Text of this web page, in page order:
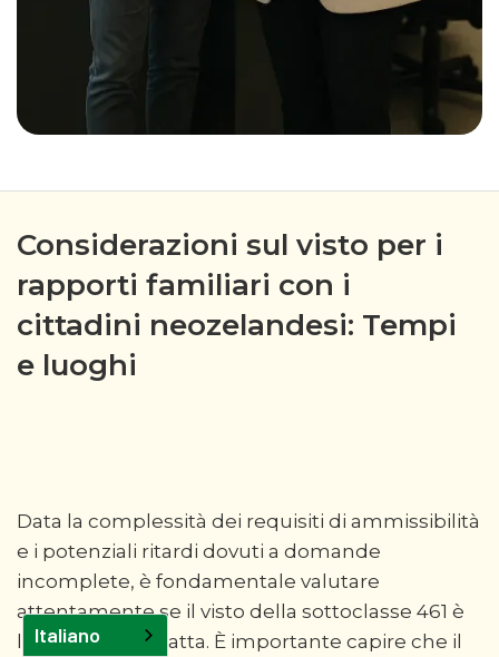
Considerazioni sul visto per i
rapporti familiari con i
cittadini neozelandesi: Tempi
e luoghi
Data la complessità dei requisiti di ammissibilità
e i potenziali ritardi dovuti a domande
incomplete, è fondamentale valutare
attentamente se il visto della sottoclasse 461 è
l'opzione più adatta. È importante capire che il
Italiano